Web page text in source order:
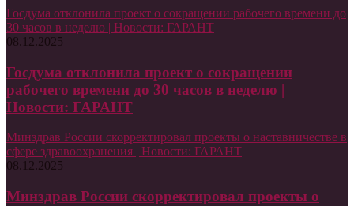
Госдума отклонила проект о сокращении рабочего времени до
30 часов в неделю | Новости: ГАРАНТ
08.12.2025
Госдума отклонила проект о сокращении
рабочего времени до 30 часов в неделю |
Новости: ГАРАНТ
Минздрав России скорректировал проекты о наставничестве в
сфере здравоохранения | Новости: ГАРАНТ
08.12.2025
Минздрав России скорректировал проекты о